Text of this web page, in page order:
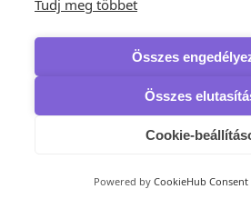
VPN
VPN Plus
Panda Security
Dome VPN
Tudj meg többet
Összes
Összes
Cookie-
Powered by CookieHub